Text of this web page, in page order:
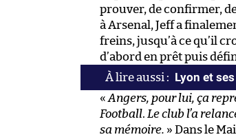
prouver, de confirmer,
à Arsenal, Jeff a
freins, jusqu’à ce qu’il
d’abord en prêt puis
Lyon et
« Angers, pour lui, ça
Football. Le club l’a
sa mémoire. » Dans le